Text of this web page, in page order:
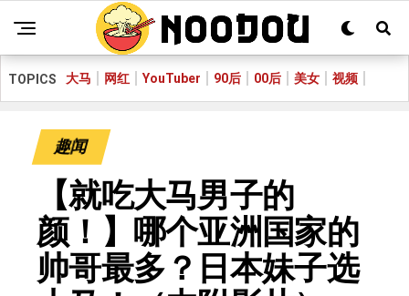
TOPICS 大马 网红 YouTuber 90后 00后 美女 视频
趣闻
【就吃大马男子的
颜！】哪个亚洲国家的
帅哥最多？日本妹子选